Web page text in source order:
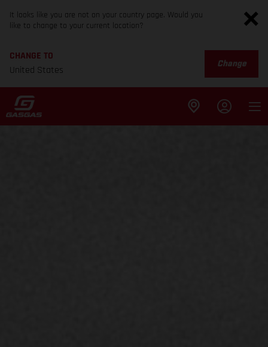
It looks like you are not on your country page. Would you
like to change to your current location?
CHANGE TO
United States
Change